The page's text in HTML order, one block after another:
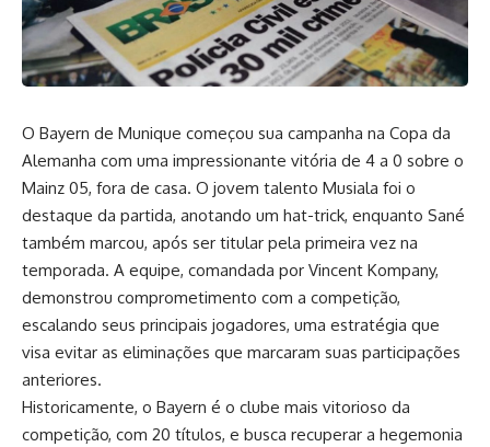
O Bayern de Munique começou sua campanha na Copa da
Alemanha com uma impressionante vitória de 4 a 0 sobre o
Mainz 05, fora de casa. O jovem talento Musiala foi o
destaque da partida, anotando um hat-trick, enquanto Sané
também marcou, após ser titular pela primeira vez na
temporada. A equipe, comandada por Vincent Kompany,
demonstrou comprometimento com a competição,
escalando seus principais jogadores, uma estratégia que
visa evitar as eliminações que marcaram suas participações
anteriores.
Historicamente, o Bayern é o clube mais vitorioso da
competição, com 20 títulos, e busca recuperar a hegemonia